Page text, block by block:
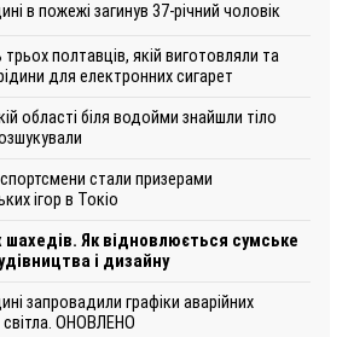
в пожежі загинув 37-річний чоловік
полтавців, якій виготовляли та
для електронних сигарет
області біля водойми знайшли тіло
стали призерами
ігор в Токіо
шахедів. Як відновлюється сумське
і дизайну
запровадили графіки аварійних
ОНОВЛЕНО